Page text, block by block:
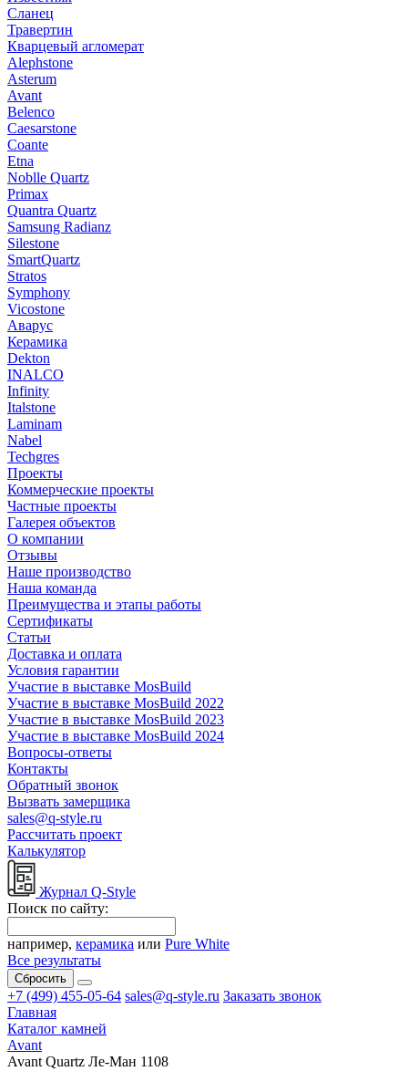
Сланец
Травертин
Кварцевый агломерат
Alephstone
Asterum
Avant
Belenco
Caesarstone
Coante
Etna
Noblle Quartz
Primax
Quantra Quartz
Samsung Radianz
Silestone
SmartQuartz
Stratos
Symphony
Vicostone
Аварус
Керамика
Dekton
INALCO
Infinity
Italstone
Laminam
Nabel
Techgres
Проекты
Коммерческие проекты
Частные проекты
Галерея объектов
О компании
Отзывы
Наше производство
Наша команда
Преимущества и этапы работы
Сертификаты
Статьи
Доставка и оплата
Условия гарантии
Участие в выставке MosBuild
Участие в выставке MosBuild 2022
Участие в выставке MosBuild 2023
Участие в выставке MosBuild 2024
Вопросы-ответы
Контакты
Обратный звонок
Вызвать замерщика
sales@q-style.ru
Рассчитать проект
Калькулятор
Журнал Q-Style
Поиск по сайту:
например, керамика или Pure White
Все результаты
Сбросить
+7 (499) 455-05-64 sales@q-style.ru Заказать звонок
Главная
Каталог камней
Avant
Avant Quartz Ле-Ман 1108